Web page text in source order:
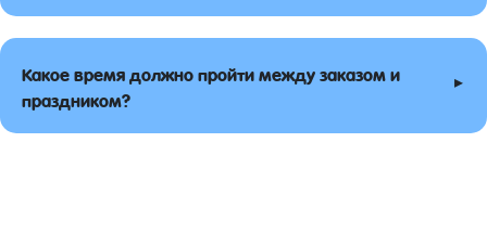
Какое время должно пройти между заказом и
праздником?
▸